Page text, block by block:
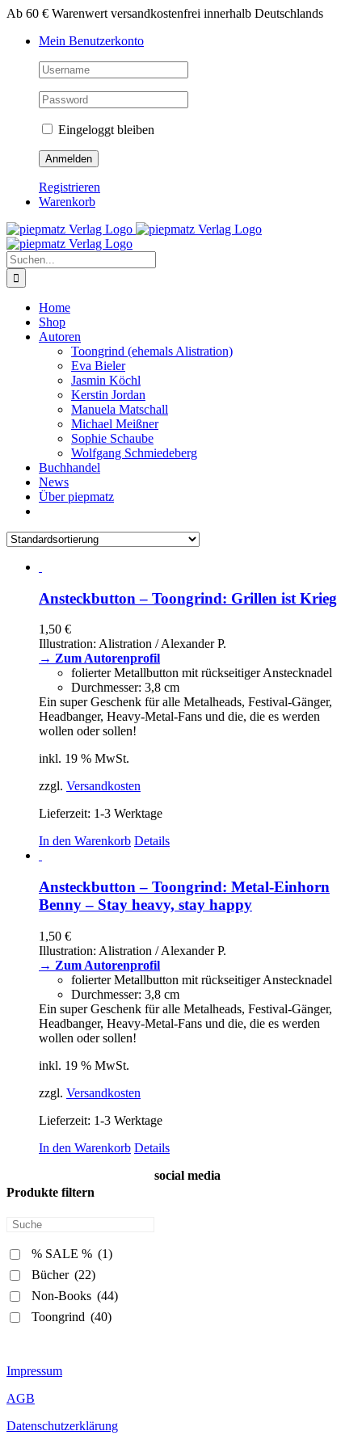
Zum
springen
Ab 60 € Warenwert versandkostenfrei innerhalb Deutschlands
Mein Benutzerkonto
Eingeloggt bleiben
Registrieren
Warenkorb
Suche
nach:
Home
Shop
Autoren
Toongrind (ehemals Alistration)
Eva Bieler
Jasmin Köchl
Kerstin Jordan
Manuela Matschall
Michael Meißner
Sophie Schaube
Wolfgang Schmiedeberg
Buchhandel
News
Über piepmatz
Ansteckbutton – Toongrind: Grillen ist Krieg
1,50 €
Illustration: Alistration / Alexander P.
→ Zum Autorenprofil
folierter Metallbutton mit rückseitiger Anstecknadel
Durchmesser: 3,8 cm
Ein super Geschenk für alle Metalheads, Festival-Gänger,
Headbanger, Heavy-Metal-Fans und die, die es werden
wollen oder sollen!
inkl. 19 % MwSt.
zzgl. Versandkosten
Lieferzeit: 1-3 Werktage
In den Warenkorb Details
Ansteckbutton – Toongrind: Metal-Einhorn
Benny – Stay heavy, stay happy
1,50 €
Illustration: Alistration / Alexander P.
→ Zum Autorenprofil
folierter Metallbutton mit rückseitiger Anstecknadel
Durchmesser: 3,8 cm
Ein super Geschenk für alle Metalheads, Festival-Gänger,
Headbanger, Heavy-Metal-Fans und die, die es werden
wollen oder sollen!
inkl. 19 % MwSt.
zzgl. Versandkosten
Lieferzeit: 1-3 Werktage
In den Warenkorb Details
Produkte filtern
% SALE % (1)
Bücher (22)
Non-Books (44)
Toongrind (40)
social media
Impressum
AGB
Datenschutzerklärung